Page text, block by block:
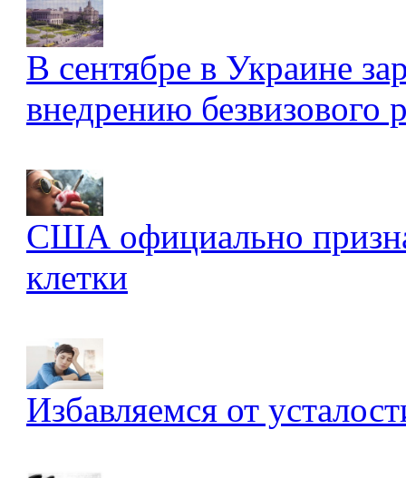
В сентябре в Украине
внедрению безвизового
США официально
клетки
Избавляемся от